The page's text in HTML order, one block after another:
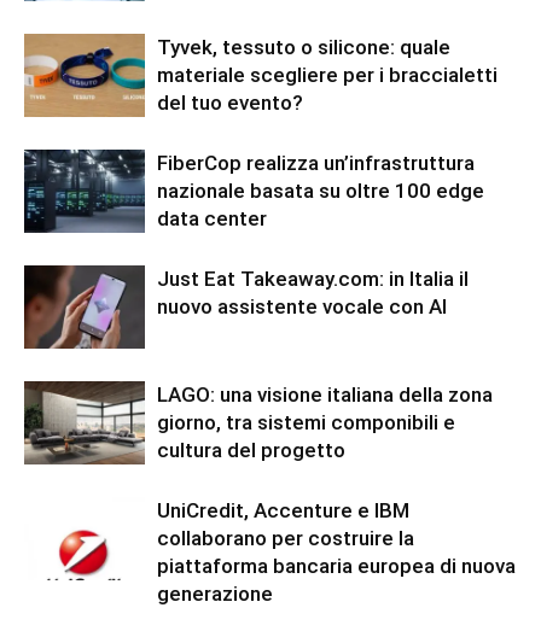
Tyvek, tessuto o silicone: quale
materiale scegliere per i braccialetti
del tuo evento?
FiberCop realizza un’infrastruttura
nazionale basata su oltre 100 edge
data center
Just Eat Takeaway.com: in Italia il
nuovo assistente vocale con AI
LAGO: una visione italiana della zona
giorno, tra sistemi componibili e
cultura del progetto
UniCredit, Accenture e IBM
collaborano per costruire la
piattaforma bancaria europea di nuova
generazione